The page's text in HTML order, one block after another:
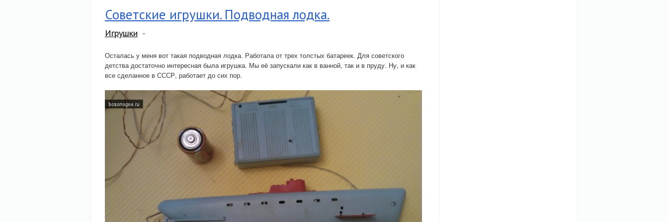
Советские игрушки. Подводная лодка.
Игрушки
Осталась у меня вот такая подводная лодка. Работала от трех толстых батареек. Для советского
детства достаточно интересная была игрушка. Мы её запускали как в ванной, так и в пруду. Ну, и как
все сделанное в СССР, работает до сих пор.